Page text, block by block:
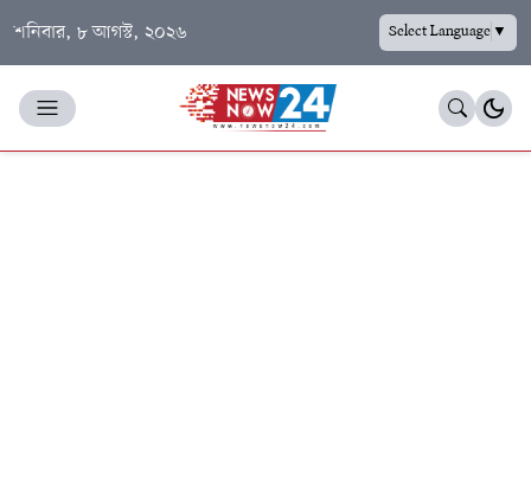
শনিবার, ৮ আগস্ট, ২০২৬ Select Language▼